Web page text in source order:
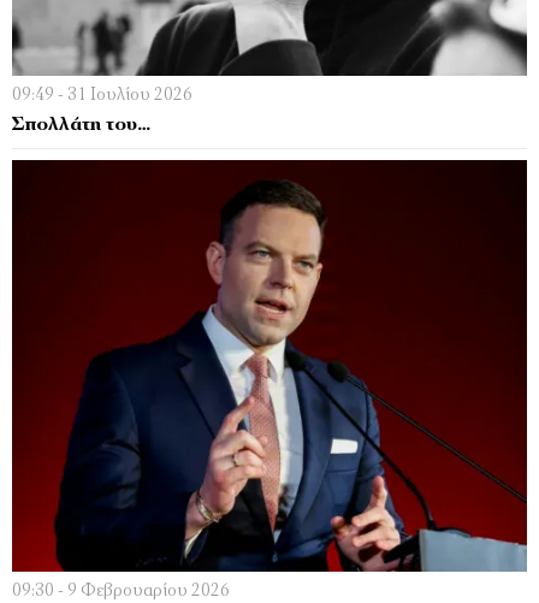
09:49 - 31 Ιουλίου 2026
Σπολλάτη του…
09:30 - 9 Φεβρουαρίου 2026